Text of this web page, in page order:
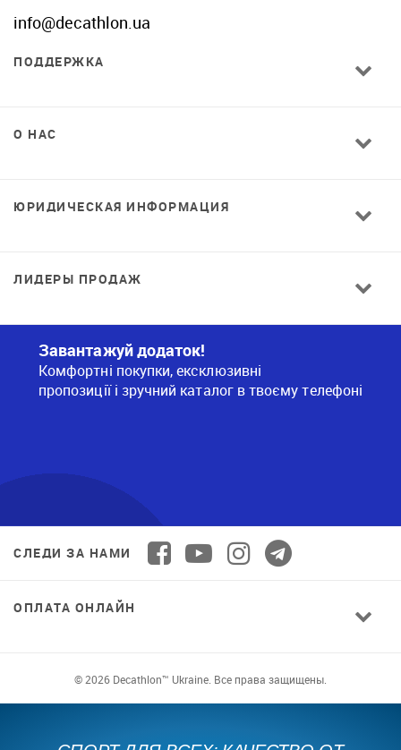
info@decathlon.ua
ПОДДЕРЖКА
О НАС
ЮРИДИЧЕСКАЯ ИНФОРМАЦИЯ
ЛИДЕРЫ ПРОДАЖ
Завантажуй додаток!
Комфортні покупки, ексклюзивні
пропозиції і зручний каталог в твоєму телефоні